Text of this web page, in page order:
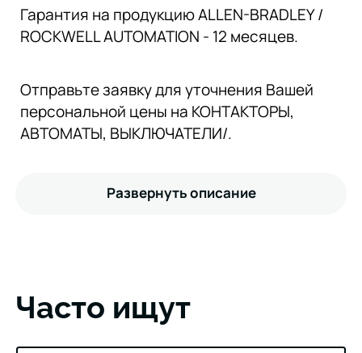
Гарантия на продукцию ALLEN-BRADLEY /
ROCKWELL AUTOMATION - 12 месяцев.
Отправьте заявку для уточнения Вашей
персональной цены на КОНТАКТОРЫ,
АВТОМАТЫ, ВЫКЛЮЧАТЕЛИ/.
Развернуть описание
Часто ищут